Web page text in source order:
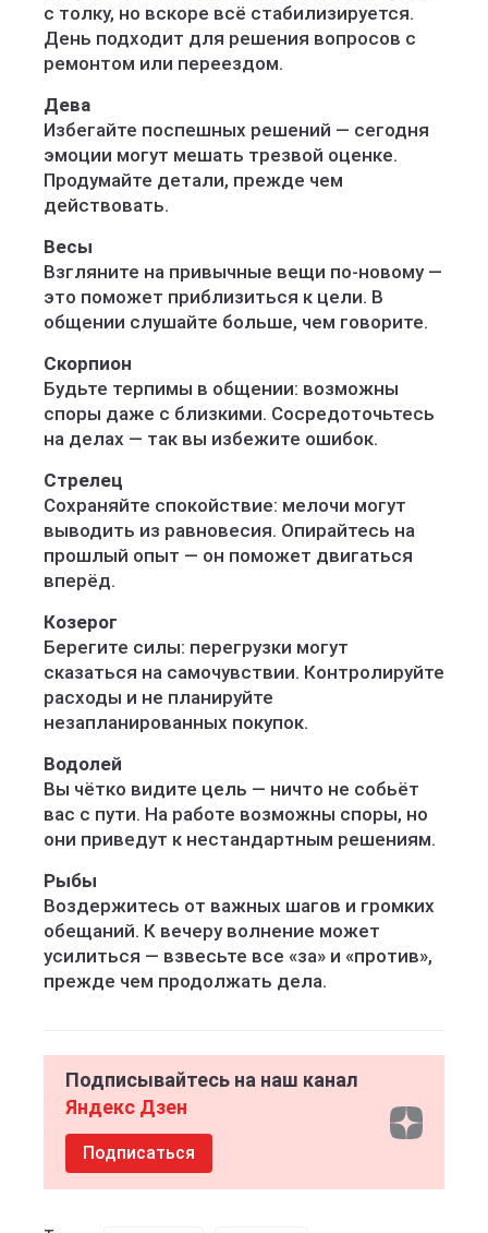
с толку, но вскоре всё стабилизируется.
День подходит для решения вопросов с
ремонтом или переездом.
Дева
Избегайте поспешных решений — сегодня
эмоции могут мешать трезвой оценке.
Продумайте детали, прежде чем
действовать.
Весы
Взгляните на привычные вещи по‑новому —
это поможет приблизиться к цели. В
общении слушайте больше, чем говорите.
Скорпион
Будьте терпимы в общении: возможны
споры даже с близкими. Сосредоточьтесь
на делах — так вы избежите ошибок.
Стрелец
Сохраняйте спокойствие: мелочи могут
выводить из равновесия. Опирайтесь на
прошлый опыт — он поможет двигаться
вперёд.
Козерог
Берегите силы: перегрузки могут
сказаться на самочувствии. Контролируйте
расходы и не планируйте
незапланированных покупок.
Водолей
Вы чётко видите цель — ничто не собьёт
вас с пути. На работе возможны споры, но
они приведут к нестандартным решениям.
Рыбы
Воздержитесь от важных шагов и громких
обещаний. К вечеру волнение может
усилиться — взвесьте все «за» и «против»,
прежде чем продолжать дела.
Подписывайтесь на наш канал
Яндекс Дзен
Подписаться